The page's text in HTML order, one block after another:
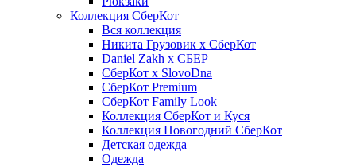
Коллекция СберКот
Вся коллекция
Никита Грузовик х СберКот
Daniel Zakh x СБЕР
СберКот x SlovoDna
СберКот Premium
СберКот Family Look
Коллекция СберКот и Куся
Коллекция Новогодний СберКот
Детская одежда
Одежда